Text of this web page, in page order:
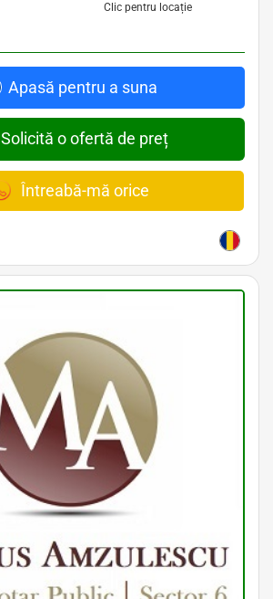
Clic pentru locație
Apasă pentru a suna
Solicită o ofertă de preț
Întreabă-mă orice